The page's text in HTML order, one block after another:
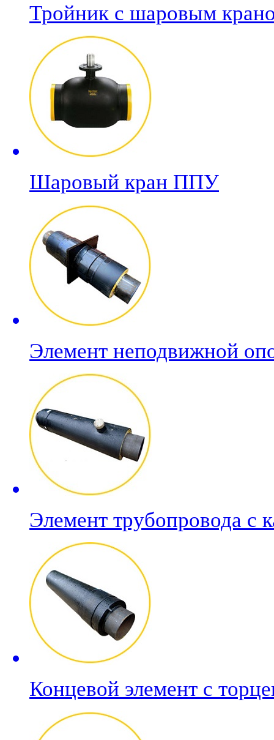
Тройник с шаровым
Шаровый кран ППУ
Элемент неподвижной
Элемент трубопровода с
Концевой элемент с